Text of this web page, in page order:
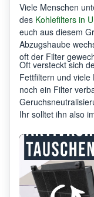
Viele Menschen
des Kohlefilters in
euch aus diesem
Abzugshaube
oft der Filter
Oft versteckt sich
Fettfiltern und
noch ein Filter
Ihr solltet ihn also